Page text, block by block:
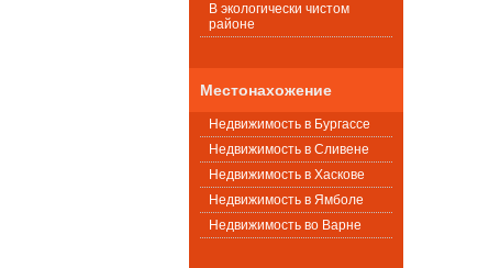
В экологически чистом
районе
Местонахожение
Недвижимость в Бургассе
Недвижимость в Сливене
Недвижимость в Хаскове
Недвижимость в Ямболе
Недвижимость во Варне